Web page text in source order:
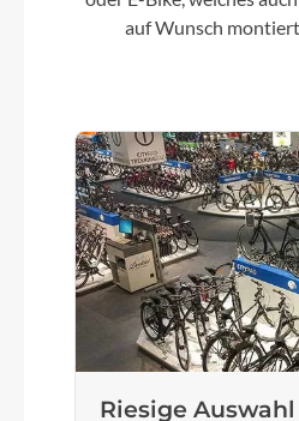
6061
Größen Optionen
S/M/L/XL/
STYX 42/34/
auf Wunsch
Riesige Auswahl